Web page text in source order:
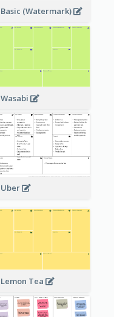
Basic (Watermark)
Wasabi
Uber
Lemon Tea